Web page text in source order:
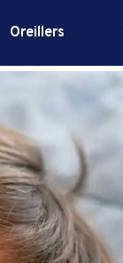
Oreillers